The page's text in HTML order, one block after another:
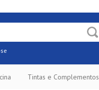
Tintas e Complementos